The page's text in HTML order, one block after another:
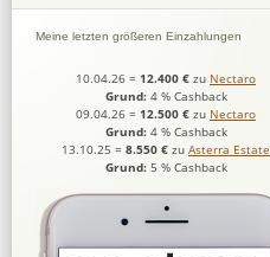
Meine letzten größeren Einzahlungen
10.04.26 = 12.400 € zu Nectaro
Grund: 4 % Cashback
09.04.26 = 12.500 € zu Nectaro
Grund: 4 % Cashback
13.10.25 = 8.550 € zu Asterra Estate
Grund: 5 % Cashback